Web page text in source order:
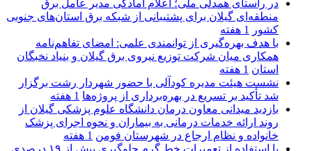
در راستای همدلی ملی؛ اعلام آمادگی مدیر عامل برق
منطقه‌ای گیلان برای پشتیبانی از شبكه برق استان‌های جنوبی
كشور
1 هفته
با هدف بهره‌گیری از توانمندی علمی: امضای تفاهم‌نامه
همكاری میان شركت توزیع نیروی برق گیلان و بنیاد نخبگان
استان 1 هفته
نشست هیئت مدیره کودآلی با حضور شهردار رشت برگزار
شد تأکید بر تسریع در بهره‌برداری از پروژه‌ها 1 هفته
بازدید میدانی معاون درمان دانشگاه علوم پزشکی گیلان از
روند ارائه خدمات درمانی به بیماران و نحوه اجرای پزشک
خانواده و نظام ارجاع در شهرستان فومن 1 هفته
با استفاده از تعمیرات خط گرم جلوگیری بیش از ۱۹ درصدی